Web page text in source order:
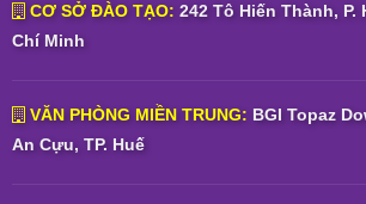
CƠ SỞ ĐÀO TẠO: 242 Tô Hiến Thành, P.
Chí Minh
VĂN PHÒNG MIỀN TRUNG: BGI Topaz
An Cựu, TP. Huế